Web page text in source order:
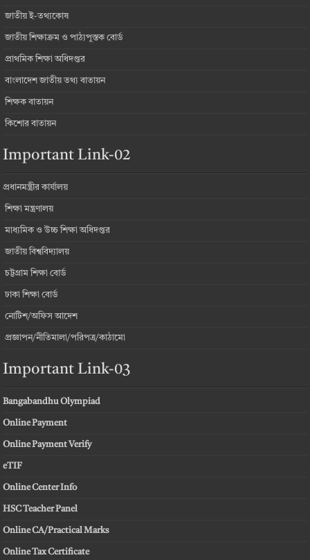
জাতীয় ই-তথ্যকোষ
জাতীয় শিক্ষাক্রম ও পাঠ্যপুস্তক বোর্ড
প্রাথমিক শিক্ষা অধিদপ্তর
বাংলাদেশ জাতীয় তথ্য বাতায়ন
শিক্ষক বাতায়ন
কিশোর বাতায়ন
Important Link-02
প্রধানমন্ত্রীর কার্যালয়
শিক্ষা মন্ত্রণালয়
মাধ্যমিক ও উচ্চ শিক্ষা অধিদপ্তর
জাতীয় বিশ্ববিদ্যালয়
চট্টগ্রাম শিক্ষা বোর্ড
ঢাকা শিক্ষা বোর্ড
নোটিশ/অফিস আদেশ
প্রজ্ঞাপন/নীতিমালা/পরিপত্র/কাঠামো
Important Link-03
Bangabandhu Olympiad
Online Payment
Online Payment Verify
eTIF
Online Center Info
HSC Teacher Panel
Online CA/Practical Marks
Online Tax Certificate